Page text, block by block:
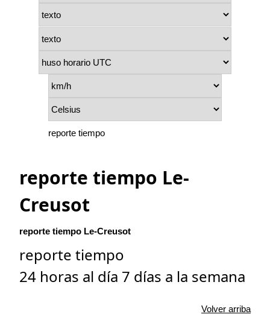
reporte tiempo
reporte tiempo Le-
Creusot
reporte tiempo Le-Creusot
reporte tiempo
24 horas al día 7 días a la semana
Volver arriba